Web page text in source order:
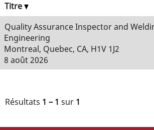
Titre
Quality Assurance Inspector and
Engineering
Montreal, Quebec, CA, H1V 1J2
8 août 2026
Résultats 1 – 1 sur 1